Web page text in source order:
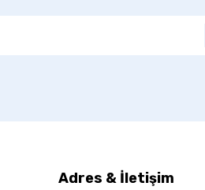
Adres & İletişim